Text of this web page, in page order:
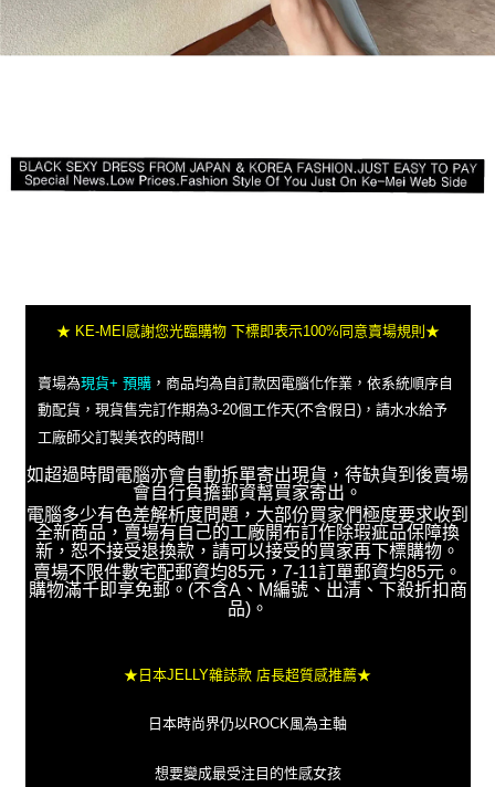
★ KE-MEI感謝您光臨購物 下標即表示100%同意賣場規則★
賣場為現貨+ 預購，商品均為自訂款因電腦化作業，依系統順序自
動配貨，現貨售完訂作期為3-20個工作天(不含假日)，請水水給予
工廠師父訂製美衣的時間!!
如超過時間電腦亦會自動拆單寄出現貨，待缺貨到後賣場
會自行負擔郵資幫買家寄出。
電腦多少有色差解析度問題，大部份買家們極度要求收到
全新商品，賣場有自己的工廠開布訂作除瑕疵品保障換
新，恕不接受退換款，請可以接受的買家再下標購物。
賣場不限件數宅配郵資均85元，7-11訂單郵資均85元。
購物滿千即享免郵。(不含A、M編號、出清、下殺折扣商
品)。
★日本JELLY雜誌款 店長超質感推薦★
日本時尚界仍以ROCK風為主軸
想要變成最受注目的性感女孩